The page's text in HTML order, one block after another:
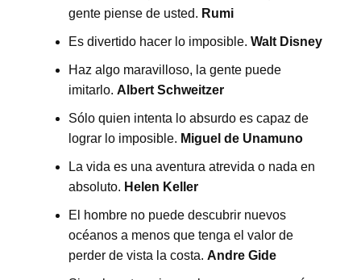
gente piense de usted. Rumi
Es divertido hacer lo imposible. Walt Disney
Haz algo maravilloso, la gente puede
imitarlo. Albert Schweitzer
Sólo quien intenta lo absurdo es capaz de
lograr lo imposible. Miguel de Unamuno
La vida es una aventura atrevida o nada en
absoluto. Helen Keller
El hombre no puede descubrir nuevos
océanos a menos que tenga el valor de
perder de vista la costa. Andre Gide